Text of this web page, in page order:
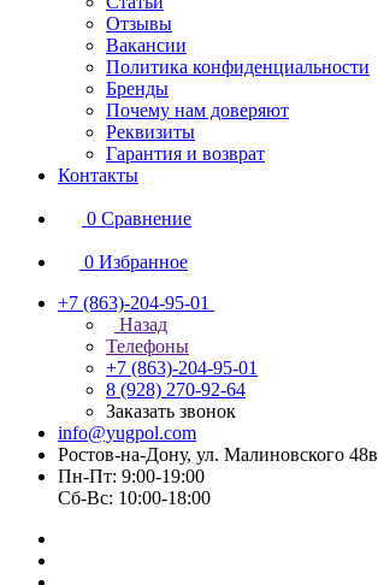
Отзывы
Вакансии
Политика конфиденциальности
Бренды
Почему нам доверяют
Реквизиты
Гарантия и возврат
Контакты
0 Сравнение
0 Избранное
+7 (863)-204-95-01
Назад
Телефоны
+7 (863)-204-95-01
8 (928) 270-92-64
Заказать звонок
info@yugpol.com
Ростов-на-Дону, ул. Малиновского 48в
Пн-Пт: 9:00-19:00
Cб-Вс: 10:00-18:00